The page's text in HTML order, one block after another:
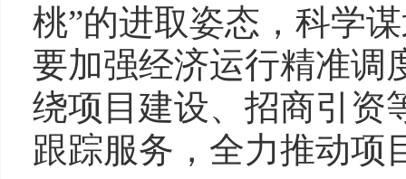
桃”的进取姿态，科学
要加强经济运行精准调
绕项目建设、招商引资
跟踪服务，全力推动项